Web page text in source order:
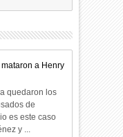
a Henry
quedaron los
de
es este caso
y ...